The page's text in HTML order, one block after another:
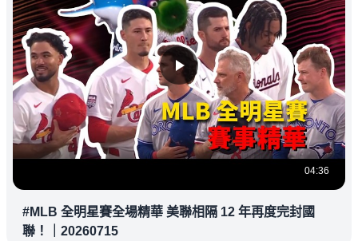
04:36
#MLB 全明星賽全場精華 美聯相隔 12 年再度完封國
聯！｜20260715